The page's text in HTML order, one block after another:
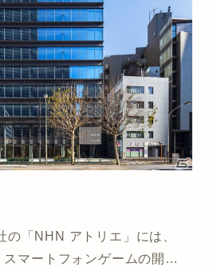
の「NHN アトリエ」には、
マートフォンゲームの開…